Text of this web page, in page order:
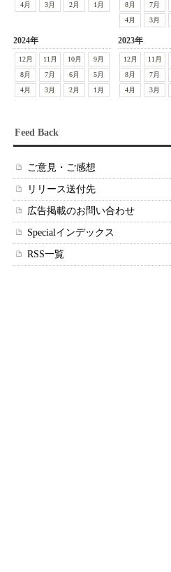
4月
3月 2月 1月
8月
7月
4月
3月
2024年
12月 11月 10月
9月
8月
7月 6月
5月
4月
3月 2月 1月
2023年
12月 11月
8月
7月
4月
3月
Feed Back
ご意見・ご感想
リリース送付先
広告掲載のお問い合わせ
Specialインデックス
RSS一覧